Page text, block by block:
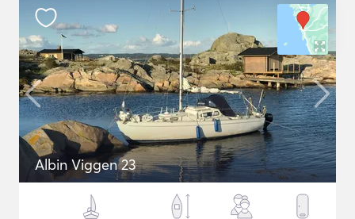
Albin Viggen 23